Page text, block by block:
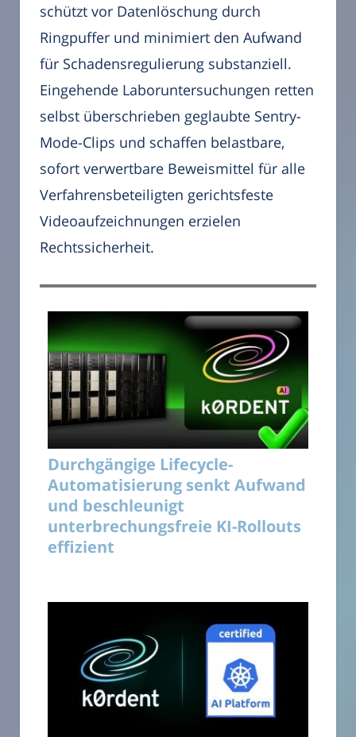
schützt vor Datenlöschung durch
Ringpuffer und minimiert den Aufwand
für Schadensregulierung substanziell.
Eingehende Laboruntersuchungen retten
selbst überschrieben geglaubte Sentry-
Mode-Clips und schaffen belastbare,
sofort verwertbare Beweismittel für alle
Verfahrensbeteiligten gerichtsfeste
Videoaufzeichnungen erzielen
Rechtssicherheit.
Durchgängige Lifecycle-
Automatisierung senkt Aufwand
und beschleunigt
unterbrechungsfreie KI-Rollouts
effizient